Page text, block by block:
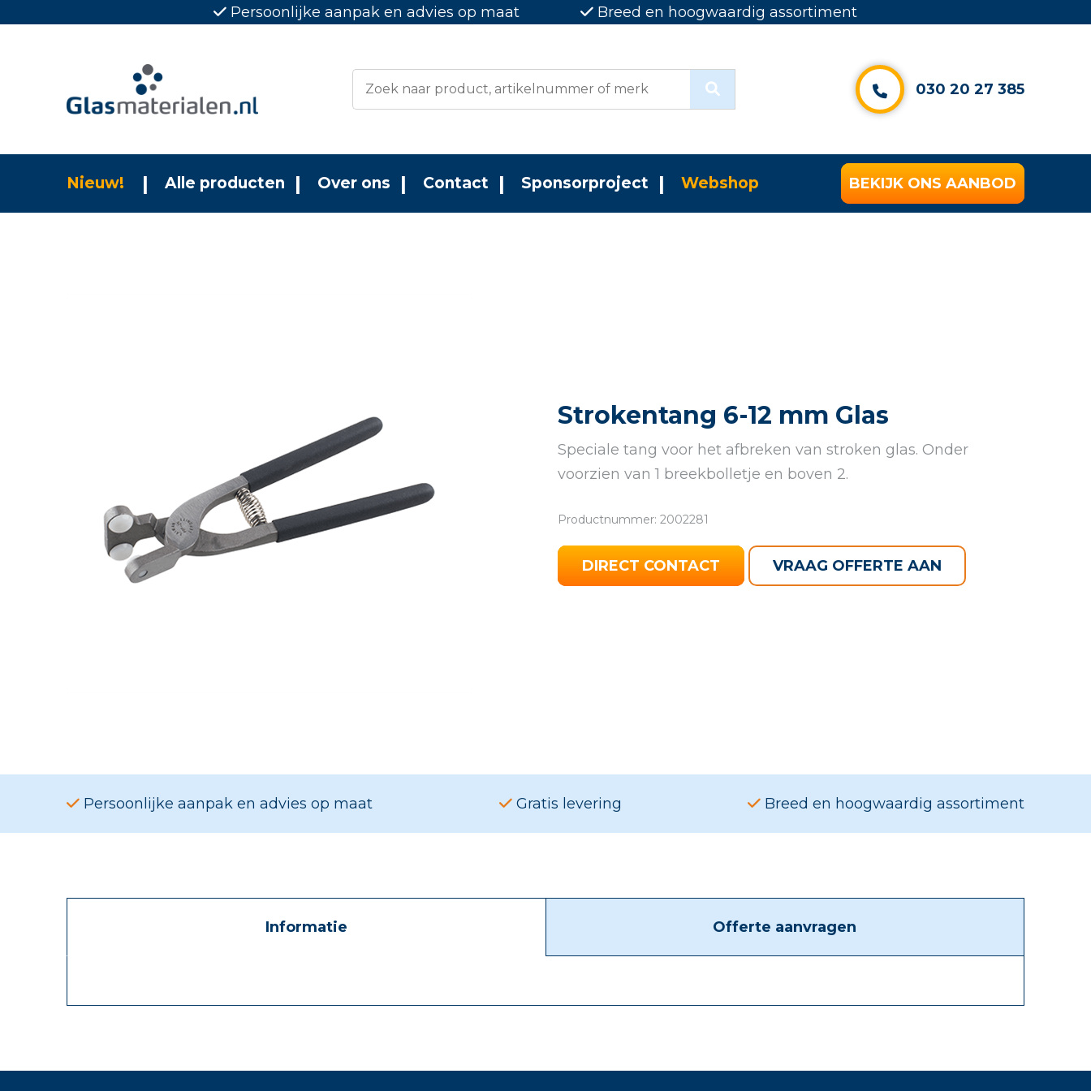
Persoonlijke aanpak en advies op maat Breed en hoogwaardig assortiment
030 20 27 385
Nieuw! Alle producten Over ons Contact Sponsorproject Webshop BEKIJK ONS AANBOD
Strokentang 6-12 mm Glas
Speciale tang voor het afbreken van stroken glas. Onder
voorzien van 1 breekbolletje en boven 2.
Productnummer: 2002281
DIRECT CONTACT VRAAG OFFERTE AAN
Persoonlijke aanpak en advies op maat Gratis levering Breed en hoogwaardig assortiment
Informatie Offerte aanvragen